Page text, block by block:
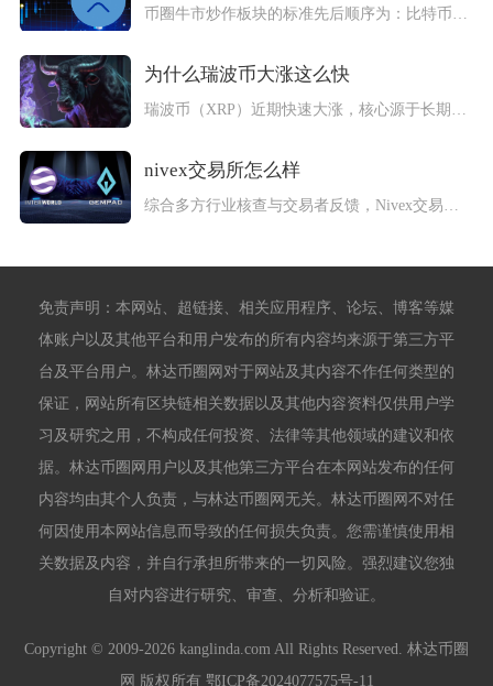
为什么瑞波币大涨这么快
nivex交易所怎么样
综合多方行业核查与交易者反馈，Nivex交易所整体合规存疑、...
免责声明：本网站、超链接、相关应用程序、论坛、博客等媒
体账户以及其他平台和用户发布的所有内容均来源于第三方平
台及平台用户。林达币圈网对于网站及其内容不作任何类型的
保证，网站所有区块链相关数据以及其他内容资料仅供用户学
习及研究之用，不构成任何投资、法律等其他领域的建议和依
据。林达币圈网用户以及其他第三方平台在本网站发布的任何
内容均由其个人负责，与林达币圈网无关。林达币圈网不对任
何因使用本网站信息而导致的任何损失负责。您需谨慎使用相
关数据及内容，并自行承担所带来的一切风险。强烈建议您独
自对内容进行研究、审查、分析和验证。
Copyright © 2009-2026 kanglinda.com All Rights Reserved. 林达币圈
网 版权所有 鄂ICP备2024077575号-11